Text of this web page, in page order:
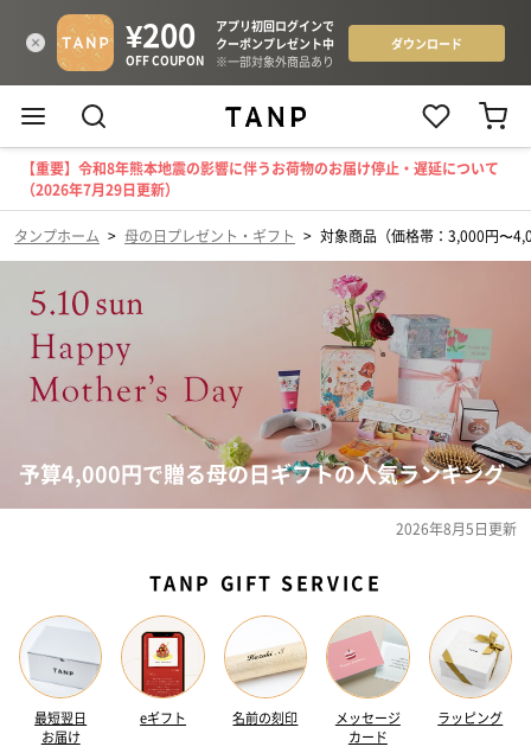
【重要】令和8年熊本地震の影響に伴うお荷物のお届け停止・遅延について
（2026年7月29日更新）
タンプホーム > 母の日プレゼント・ギフト > 対象商品（価格帯：3,000円〜
予算4,000円で贈る母の日ギフトの人気ランキング
2026年8月5日更新
TANP GIFT SERVICE
最短翌日
お届け
eギフト 名前の刻印
メッセージ
カード
ラッピング